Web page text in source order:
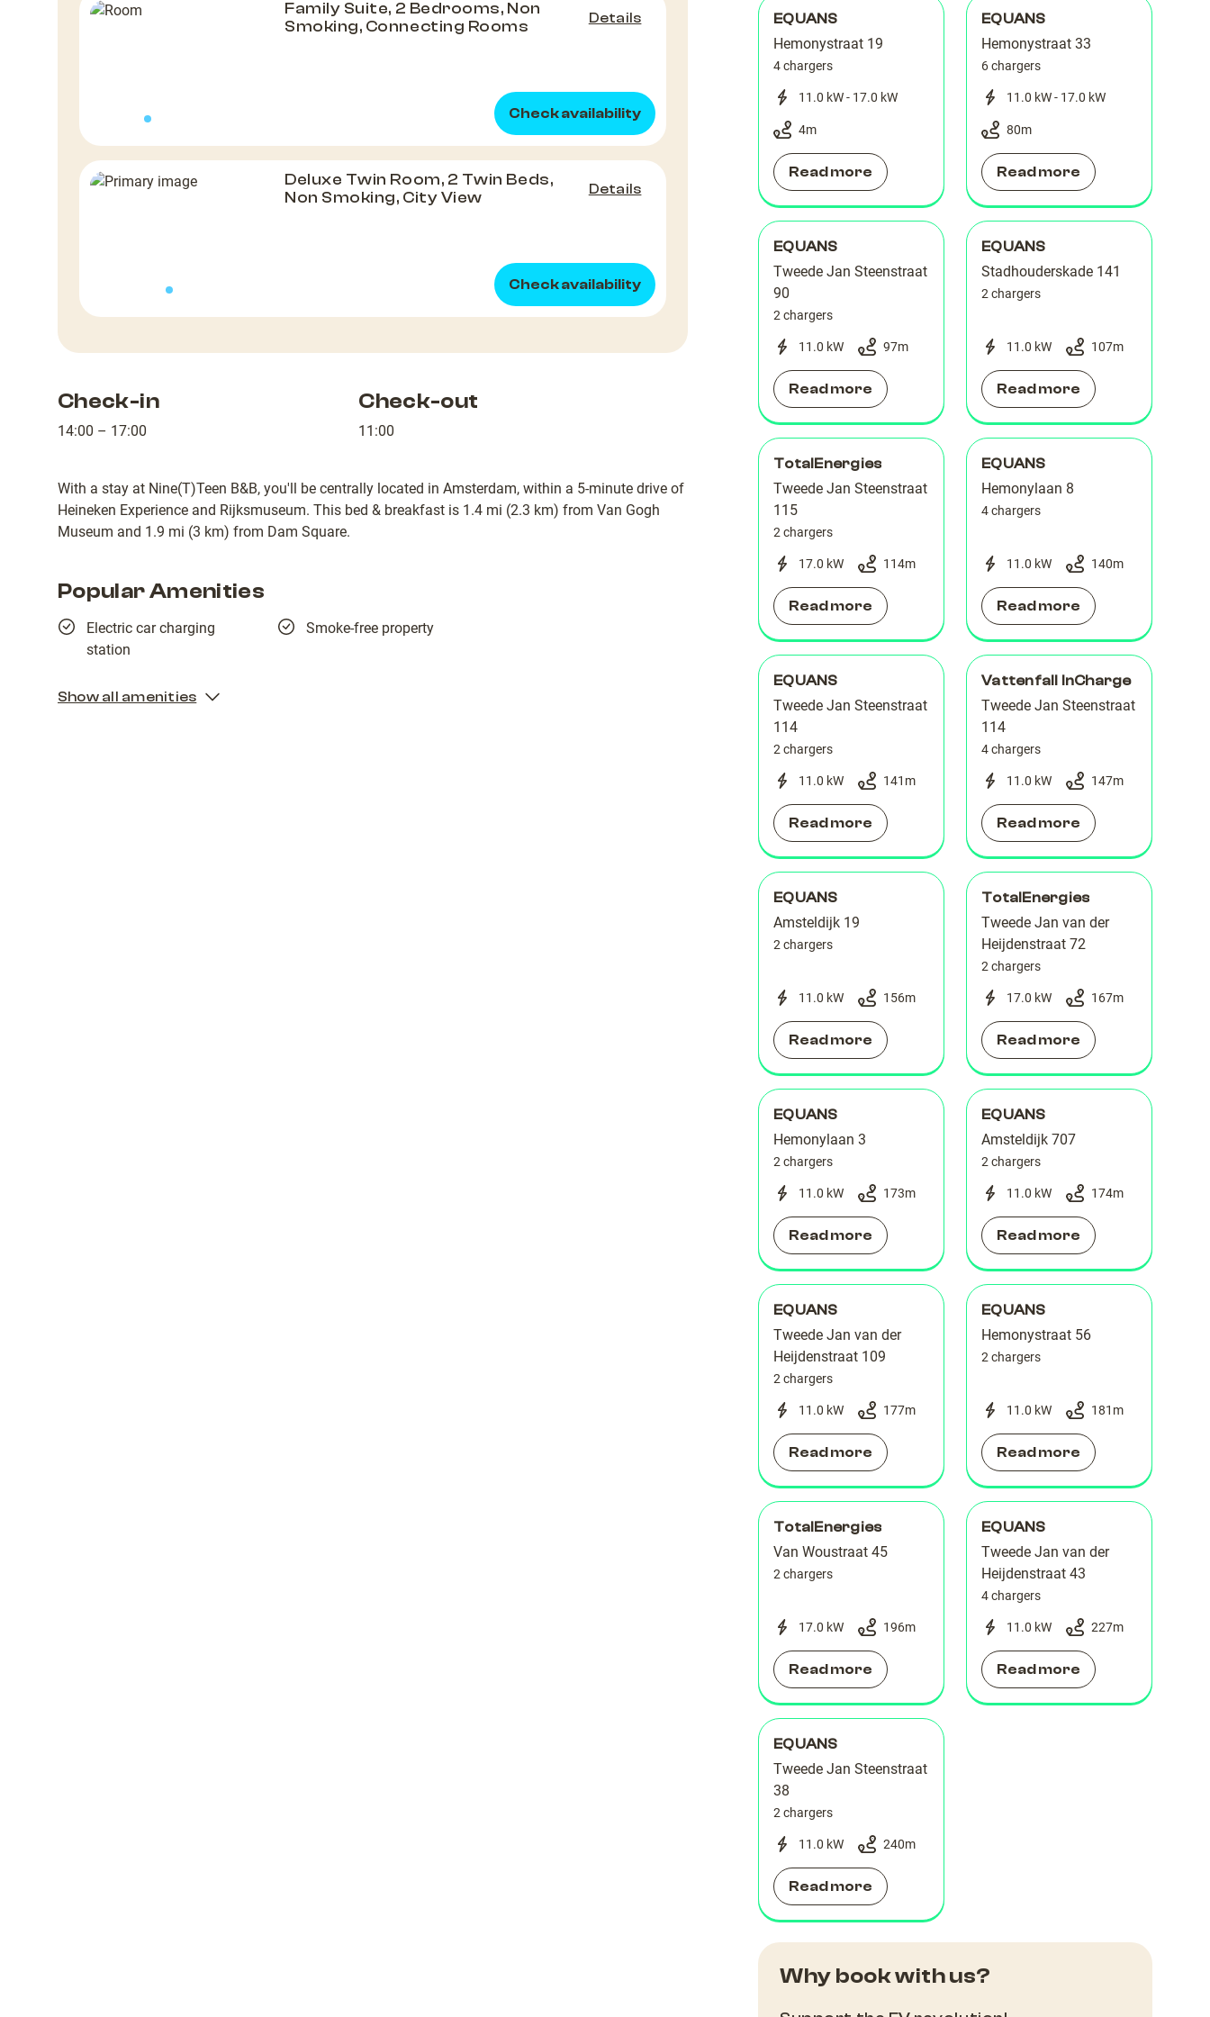
Family Suite, 2 Bedrooms, Non
Smoking, Connecting Rooms
Details
Check availability
Deluxe Twin Room, 2 Twin Beds,
Non Smoking, City View
Details
Check availability
Check-in
14:00 – 17:00
Check-out
11:00
With a stay at Nine(T)Teen B&B, you'll be centrally located in Amsterdam, within a 5-minute drive of
Heineken Experience and Rijksmuseum. This bed & breakfast is 1.4 mi (2.3 km) from Van Gogh
Museum and 1.9 mi (3 km) from Dam Square.
Popular Amenities
Electric car charging
station
Smoke-free property
Show all amenities
EQUANS
Hemonystraat 19
4 chargers
11.0 kW - 17.0 kW
4m
Read more
EQUANS
Hemonystraat 33
6 chargers
11.0 kW - 17.0 kW
80m
Read more
EQUANS
Tweede Jan Steenstraat
90
2 chargers
11.0 kW 97m
Read more
EQUANS
Stadhouderskade 141
2 chargers
11.0 kW 107m
Read more
TotalEnergies
Tweede Jan Steenstraat
115
2 chargers
17.0 kW 114m
Read more
EQUANS
Hemonylaan 8
4 chargers
11.0 kW 140m
Read more
EQUANS
Tweede Jan Steenstraat
114
2 chargers
11.0 kW 141 m
Read more
Vattenfall InCharge
Tweede Jan Steenstraat
114
4 chargers
11.0 kW 147m
Read more
EQUANS
Amsteldijk 19
2 chargers
11.0 kW 156m
Read more
TotalEnergies
Tweede Jan van der
Heijdenstraat 72
2 chargers
17.0 kW 167m
Read more
EQUANS
Hemonylaan 3
2 chargers
11.0 kW 173m
Read more
EQUANS
Amsteldijk 707
2 chargers
11.0 kW 174m
Read more
EQUANS
Tweede Jan van der
Heijdenstraat 109
2 chargers
11.0 kW 177m
Read more
EQUANS
Hemonystraat 56
2 chargers
11.0 kW 181 m
Read more
TotalEnergies
Van Woustraat 45
2 chargers
17.0 kW 196m
Read more
EQUANS
Tweede Jan van der
Heijdenstraat 43
4 chargers
11.0 kW 227m
Read more
EQUANS
Tweede Jan Steenstraat
38
2 chargers
11.0 kW 240m
Read more
Why book with us?